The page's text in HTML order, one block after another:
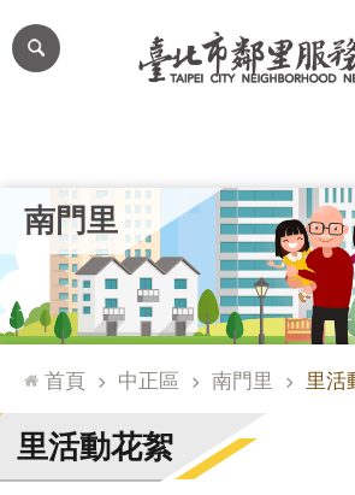
跳到主要內容區塊
網
站
台
通
臺
北
市
南門里
首頁 中正區 南門里 里活
里活動花絮